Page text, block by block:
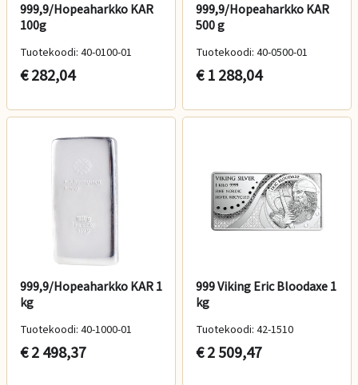
999,9/Hopeaharkko KAR
100g
Tuotekoodi: 40-0100-01
€ 282,04
999,9/Hopeaharkko KAR
500 g
Tuotekoodi: 40-0500-01
€ 1 288,04
999,9/Hopeaharkko KAR 1
kg
Tuotekoodi: 40-1000-01
€ 2 498,37
999 Viking Eric Bloodaxe 1
kg
Tuotekoodi: 42-1510
€ 2 509,47